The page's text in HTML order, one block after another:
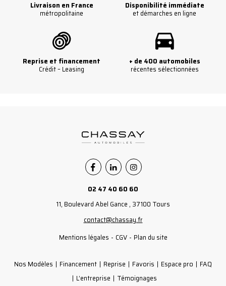
Livraison en France
métropolitaine
Disponibilité immédiate
et démarches en ligne
Reprise et financement
Crédit – Leasing
+ de 400 automobiles
récentes sélectionnées
02 47 40 60 60
11, Boulevard Abel Gance , 37100 Tours
contact@chassay.fr
FacebookLinkedinInstagram
Mentions légales CGV Plan du site
Nos Modèles Financement Reprise Favoris Espace pro
FAQ
L’entreprise
Témoignages